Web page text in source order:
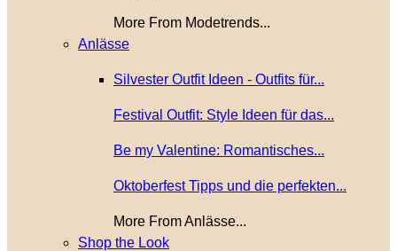
More From Modetrends...
Anlässe
Silvester Outfit Ideen - Outfits für...
Festival Outfit: Style Ideen für das...
Be my Valentine: Romantisches...
Oktoberfest Tipps und die perfekten...
More From Anlässe...
Shop the Look